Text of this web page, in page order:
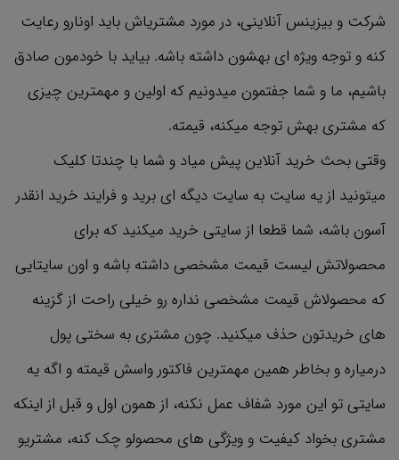
شرکت و بیزینس آنلاینی، در مورد مشتریاش باید اونارو رعایت
کنه و توجه ویژه ای بهشون داشته باشه. بیاید با خودمون صادق
باشیم، ما و شما جفتمون میدونیم که اولین و مهمترین چیزی
که مشتری بهش توجه میکنه، قیمته.
وقتی بحث خرید آنلاین پیش میاد و شما با چندتا کلیک
میتونید از یه سایت به سایت دیگه ای برید و فرایند خرید انقدر
آسون باشه، شما قطعا از سایتی خرید میکنید که برای
محصولاتش لیست قیمت مشخصی داشته باشه و اون سایتایی
که محصولاش قیمت مشخصی نداره رو خیلی راحت از گزینه
های خریدتون حذف میکنید. چون مشتری به سختی پول
درمیاره و بخاطر همین مهمترین فاکتور واسش قیمته و اگه یه
سایتی تو این مورد شفاف عمل نکنه، از همون اول و قبل از اینکه
مشتری بخواد کیفیت و ویژگی های محصولو چک کنه، مشتریو